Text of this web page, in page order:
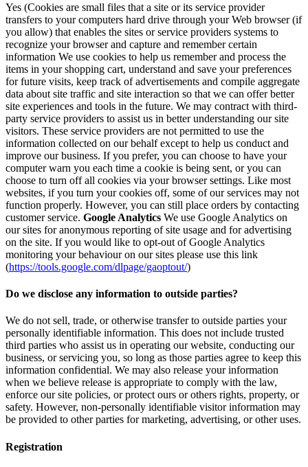
Yes (Cookies are small files that a site or its service provider
transfers to your computers hard drive through your Web browser (if
you allow) that enables the sites or service providers systems to
recognize your browser and capture and remember certain
information We use cookies to help us remember and process the
items in your shopping cart, understand and save your preferences
for future visits, keep track of advertisements and compile aggregate
data about site traffic and site interaction so that we can offer better
site experiences and tools in the future. We may contract with third-
party service providers to assist us in better understanding our site
visitors. These service providers are not permitted to use the
information collected on our behalf except to help us conduct and
improve our business. If you prefer, you can choose to have your
computer warn you each time a cookie is being sent, or you can
choose to turn off all cookies via your browser settings. Like most
websites, if you turn your cookies off, some of our services may not
function properly. However, you can still place orders by contacting
customer service. Google Analytics We use Google Analytics on
our sites for anonymous reporting of site usage and for advertising
on the site. If you would like to opt-out of Google Analytics
monitoring your behaviour on our sites please use this link
(https://tools.google.com/dlpage/gaoptout/)
Do we disclose any information to outside parties?
We do not sell, trade, or otherwise transfer to outside parties your
personally identifiable information. This does not include trusted
third parties who assist us in operating our website, conducting our
business, or servicing you, so long as those parties agree to keep this
information confidential. We may also release your information
when we believe release is appropriate to comply with the law,
enforce our site policies, or protect ours or others rights, property, or
safety. However, non-personally identifiable visitor information may
be provided to other parties for marketing, advertising, or other uses.
Registration